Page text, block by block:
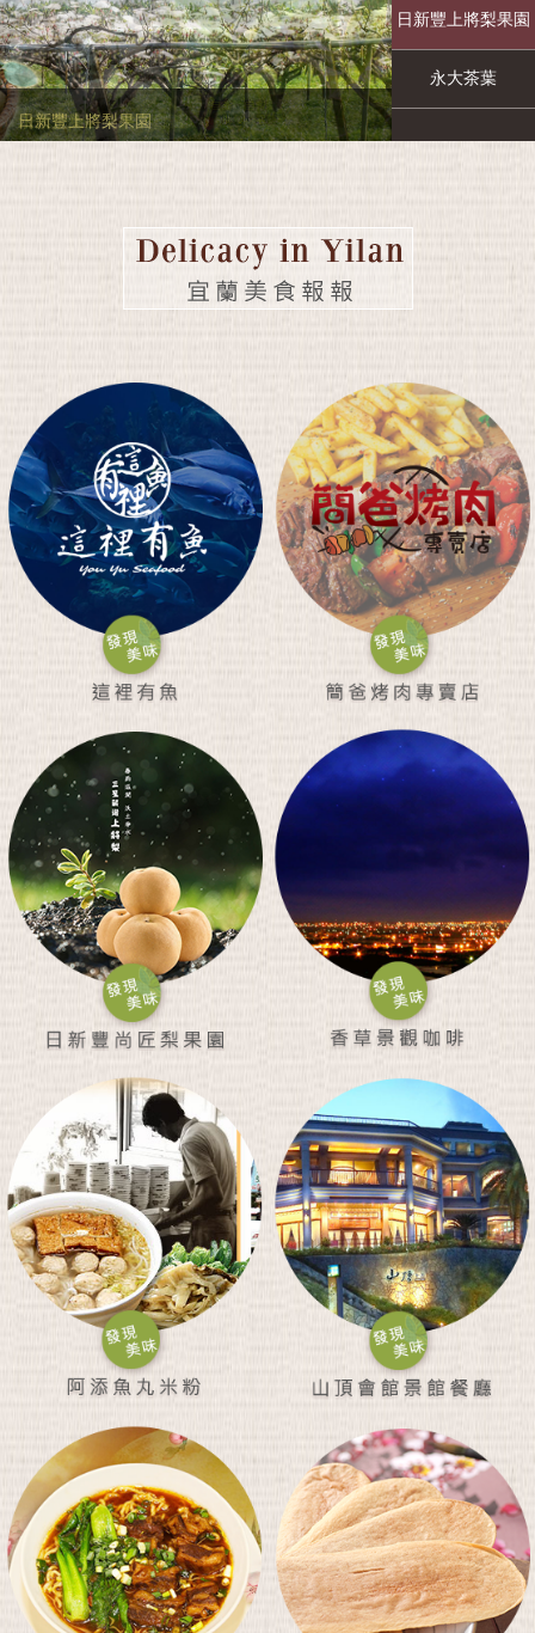
山頂會館宜蘭婚宴會議
日新豐上將梨果園
永大茶葉
日新豐上將梨果園
永大茶葉